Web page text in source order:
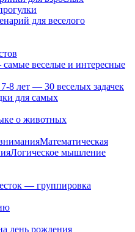
для веселого
веселые и интересные
8 лет — 30 веселых задачек
для самых
о животных
Математическая
Логическое мышление
— группировка
день рождения